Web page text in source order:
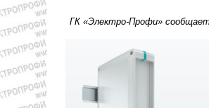
ГК «Электро-Профи»